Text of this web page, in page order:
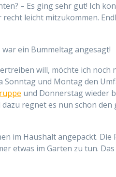
– Es ging sehr gut! Ich
leicht mitzukommen.
war ein Bummeltag angesagt!
will, möchte ich
Sonntag und Montag den
und Donnerstag wieder
dazu regnet es nun schon den
im Haushalt angepackt.
etwas im Garten zu tun.